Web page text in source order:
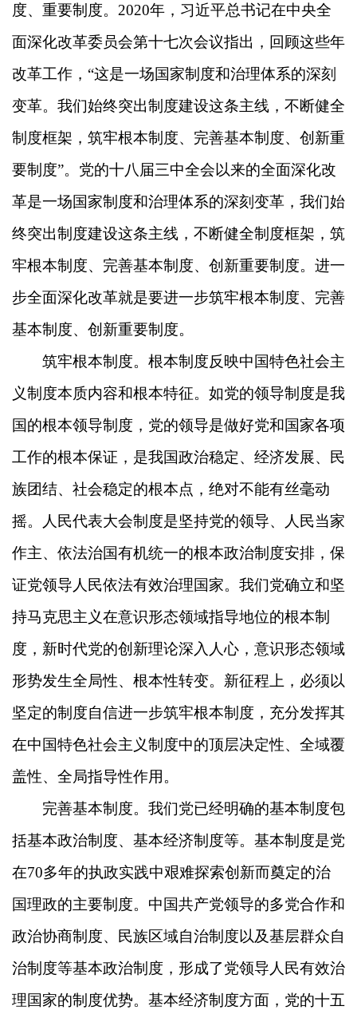
度、重要制度。2020年，习近平总书记在中央全
面深化改革委员会第十七次会议指出，回顾这些年
改革工作，“这是一场国家制度和治理体系的深刻
变革。我们始终突出制度建设这条主线，不断健全
制度框架，筑牢根本制度、完善基本制度、创新重
要制度”。党的十八届三中全会以来的全面深化改
革是一场国家制度和治理体系的深刻变革，我们始
终突出制度建设这条主线，不断健全制度框架，筑
牢根本制度、完善基本制度、创新重要制度。进一
步全面深化改革就是要进一步筑牢根本制度、完善
基本制度、创新重要制度。
筑牢根本制度。根本制度反映中国特色社会主
义制度本质内容和根本特征。如党的领导制度是我
国的根本领导制度，党的领导是做好党和国家各项
工作的根本保证，是我国政治稳定、经济发展、民
族团结、社会稳定的根本点，绝对不能有丝毫动
摇。人民代表大会制度是坚持党的领导、人民当家
作主、依法治国有机统一的根本政治制度安排，保
证党领导人民依法有效治理国家。我们党确立和坚
持马克思主义在意识形态领域指导地位的根本制
度，新时代党的创新理论深入人心，意识形态领域
形势发生全局性、根本性转变。新征程上，必须以
坚定的制度自信进一步筑牢根本制度，充分发挥其
在中国特色社会主义制度中的顶层决定性、全域覆
盖性、全局指导性作用。
完善基本制度。我们党已经明确的基本制度包
括基本政治制度、基本经济制度等。基本制度是党
在70多年的执政实践中艰难探索创新而奠定的治
国理政的主要制度。中国共产党领导的多党合作和
政治协商制度、民族区域自治制度以及基层群众自
治制度等基本政治制度，形成了党领导人民有效治
理国家的制度优势。基本经济制度方面，党的十五